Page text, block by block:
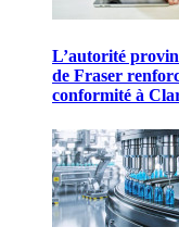
L’autorité
de Fraser
conformité à